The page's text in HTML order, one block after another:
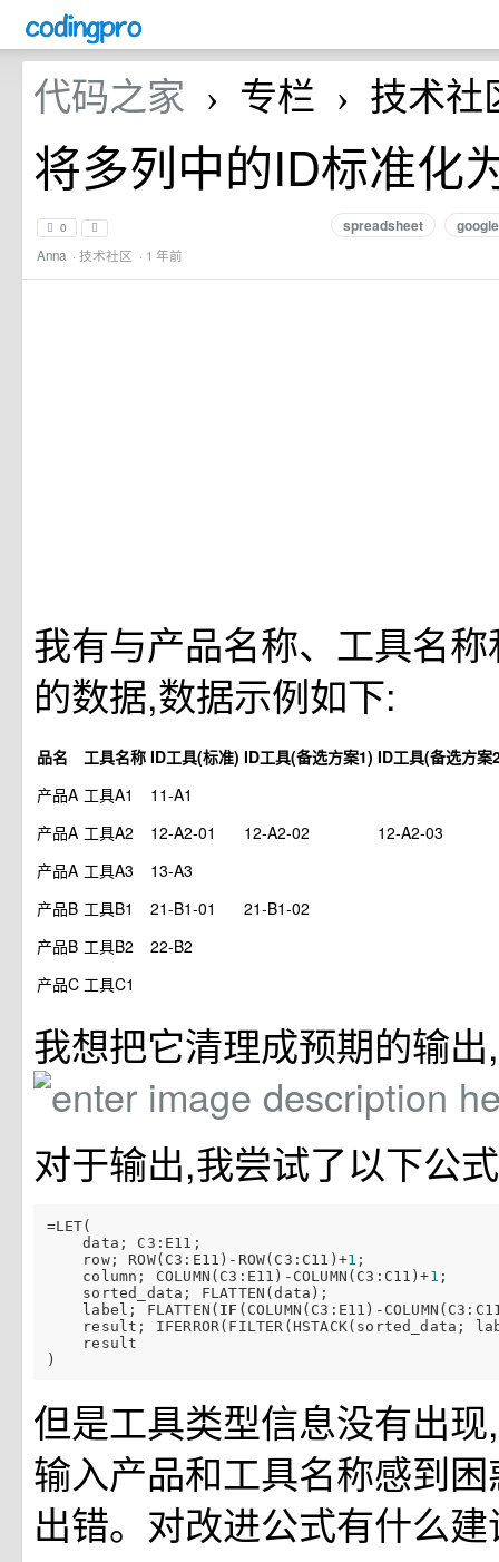
代码之家 › 专栏 › 技术
将多列中的ID标准化
spreadsheet
0
Anna · 技术社区 · 1 年前
我有与产品名称、工具名
的数据,数据示例如下:
品名 工具名称 ID工具(标准) ID工具(备选方案1) ID工具(备选方案
产品A 工具A1
11-A1
产品A 工具A2 12-A2-01 12-A2-02
12-A2-03
产品A 工具A3
13-A3
产品B 工具B1 21-B1-01
21-B1-02
产品B 工具B2
22-B2
产品C 工具C1
我想把它清理成预期的输
对于输出,我尝试了以下公
=LET(
    data; C3:E11;
    row; ROW(C3:E11)-ROW(C3:C11)+
1 ;
    column; COLUMN(C3:E11)-COLUMN(C3:C11)+
1 ;
    sorted_data; FLATTEN(data);
    label; FLATTEN(
IF (COLUMN(C3:E11)-
result; IFERROR(FILTER(HSTACK(sorted_data;
    result
但是工具类型信息没有出
输入产品和工具名称感到
出错。对改进公式有什么